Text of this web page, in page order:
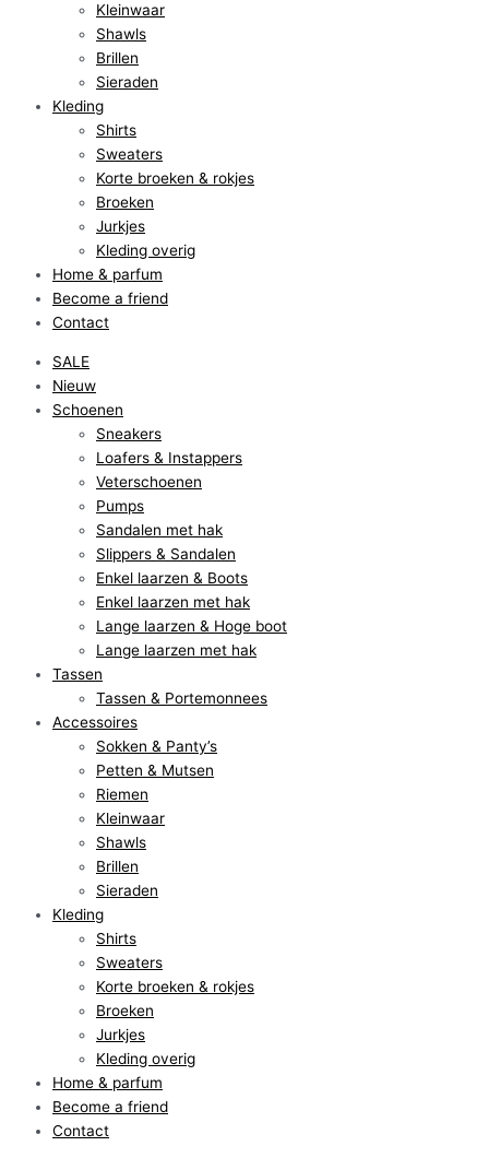
Kleinwaar
Shawls
Brillen
Sieraden
Kleding
Shirts
Sweaters
Korte broeken & rokjes
Broeken
Jurkjes
Kleding overig
Home & parfum
Become a friend
Contact
SALE
Nieuw
Schoenen
Sneakers
Loafers & Instappers
Veterschoenen
Pumps
Sandalen met hak
Slippers & Sandalen
Enkel laarzen & Boots
Enkel laarzen met hak
Lange laarzen & Hoge boot
Lange laarzen met hak
Tassen
Tassen & Portemonnees
Accessoires
Sokken & Panty’s
Petten & Mutsen
Riemen
Kleinwaar
Shawls
Brillen
Sieraden
Kleding
Shirts
Sweaters
Korte broeken & rokjes
Broeken
Jurkjes
Kleding overig
Home & parfum
Become a friend
Contact